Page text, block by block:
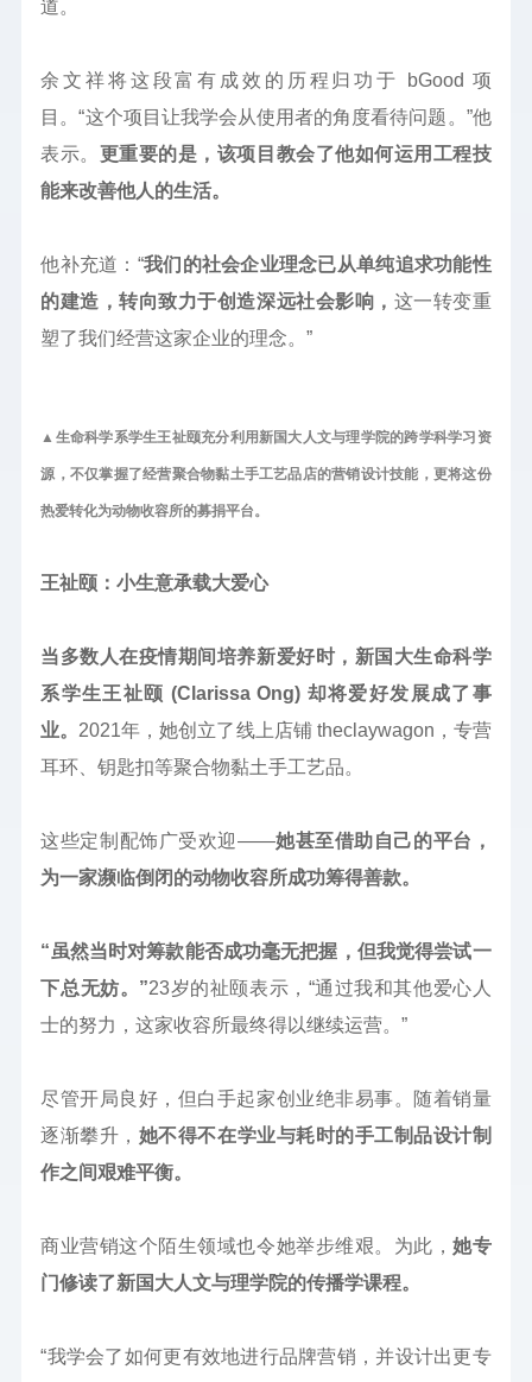
道。
余文祥将这段富有成效的历程归功于 bGood 项
目。“这个项目让我学会从使用者的角度看待问题。”他
表示。 更重要的是，该项目教会了他如何运用工程技
能来改善他人的生活。
他补充道：“我们的社会企业理念已从单纯追求功能性
的建造，转向致力于创造深远社会影响， 这一转变重
塑了我们经营这家企业的理念。”
▲生命科学系学生王祉颐充分利用新国大人文与理学院的跨学科学习资
源，不仅掌握了经营聚合物黏土手工艺品店的营销设计技能，更将这份
热爱转化为动物收容所的募捐平台。
王祉颐：小生意承载大爱心
当多数人在疫情期间培养新爱好时，新国大生命科学
系学生王祉颐 (Clarissa Ong) 却将爱好发展成了事
业。 2021年，她创立了线上店铺 theclaywagon，专营
耳环、钥匙扣等聚合物黏土手工艺品。
这些定制配饰广受欢迎——她甚至借助自己的平台，
为一家濒临倒闭的动物收容所成功筹得善款。
“虽然当时对筹款能否成功毫无把握，但我觉得尝试一
下总无妨。”23岁的祉颐表示，“通过我和其他爱心人
士的努力，这家收容所最终得以继续运营。”
尽管开局良好，但白手起家创业绝非易事。随着销量
逐渐攀升， 她不得不在学业与耗时的手工制品设计制
作之间艰难平衡。
商业营销这个陌生领域也令她举步维艰。为此，她专
门修读了新国大人文与理学院的传播学课程。
“我学会了如何更有效地进行品牌营销，并设计出更专